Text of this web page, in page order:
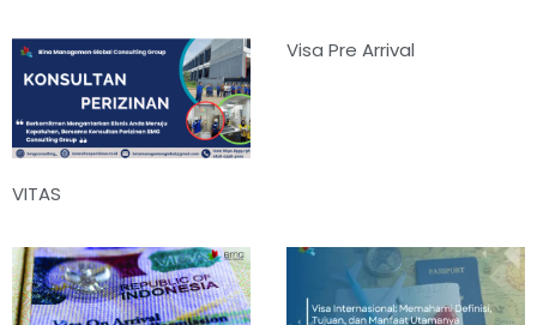
VITAS
Visa Pre Arrival